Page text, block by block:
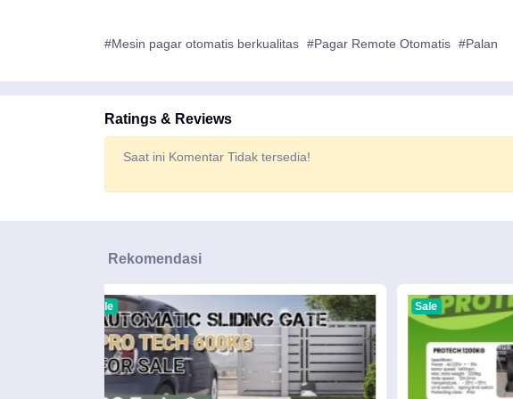
#Mesin pagar otomatis berkualitas #Pagar Remote Otomatis #Palan
Ratings & Reviews
Saat ini Komentar Tidak tersedia!
Rekomendasi
Sale Sale